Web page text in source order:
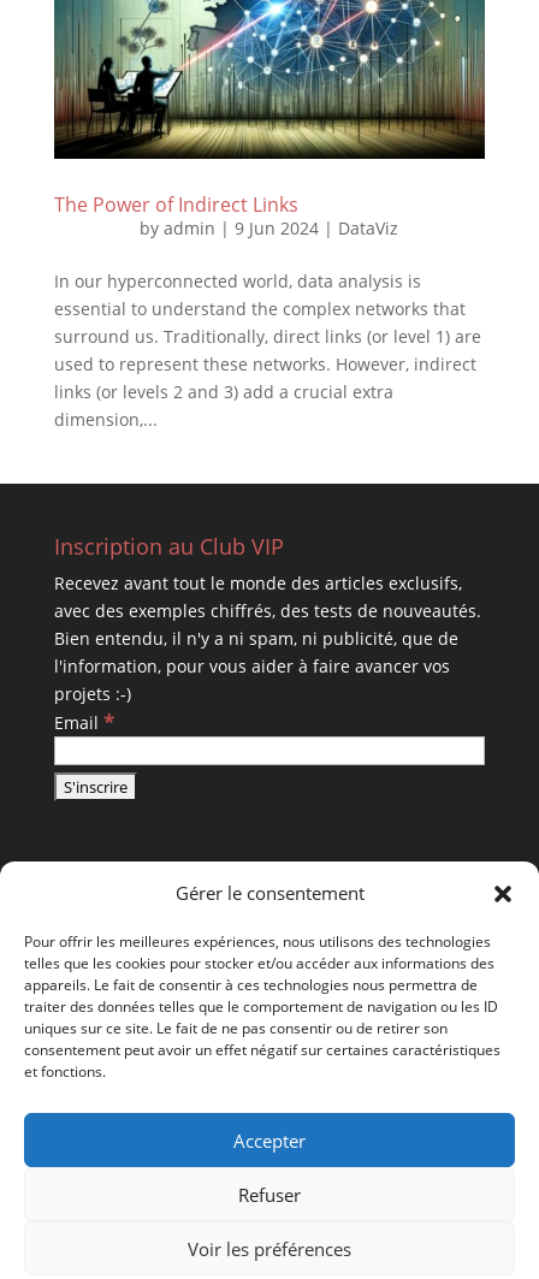
Gérer le consentement
Pour offrir les meilleures expériences, nous utilisons des technologies
telles que les cookies pour stocker et/ou accéder aux informations des
appareils. Le fait de consentir à ces technologies nous permettra de
traiter des données telles que le comportement de navigation ou les ID
uniques sur ce site. Le fait de ne pas consentir ou de retirer son
consentement peut avoir un effet négatif sur certaines caractéristiques
et fonctions.
Accepter
Refuser
Voir les préférences
The Power of Indirect Links
byadmin |9 Jun 2024 | DataViz
In our hyperconnected world, data analysis is
essential to understand the complex networks that
surround us. Traditionally, direct links (or level 1) are
used to represent these networks. However, indirect
links (or levels 2 and 3) add a crucial extra
dimension,...
Inscription au Club VIP
Recevez avant tout le monde des articles exclusifs,
avec des exemples chiffrés, des tests de nouveautés.
Bien entendu, il n'y a ni spam, ni publicité, que de
l'information, pour vous aider à faire avancer vos
projets :-)
Email *